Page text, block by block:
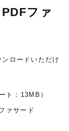
ファ
ロードいただけ
ト：13MB）
ァサード